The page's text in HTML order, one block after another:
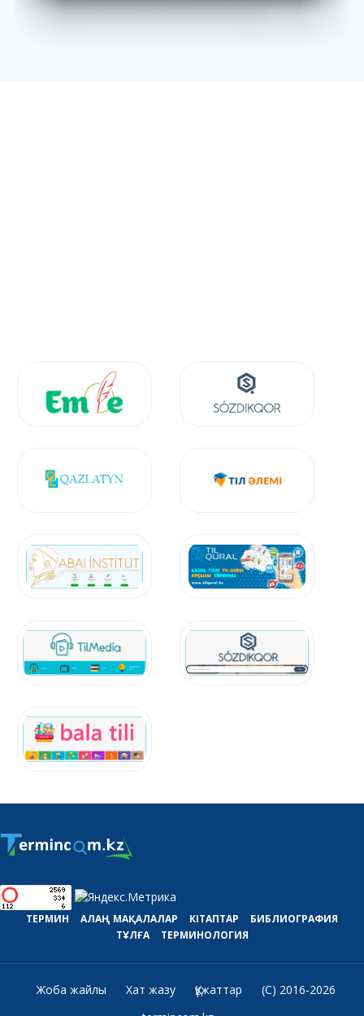
ТЕРМИН АЛАҢ МАҚАЛАЛАР КІТАПТАР
БИБЛИОГРАФИЯ
ТҰЛҒА
ТЕРМИНОЛОГИЯ
Жоба жайлы Хат жазу Құжаттар
(C) 2016-2026